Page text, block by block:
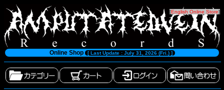
[English Online Store]
Online Shop [ Last Update : July 31, 2026 (Fri.) ]